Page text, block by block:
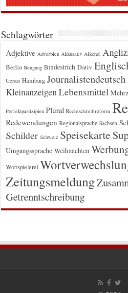
Schlagwörter
Adjektive Adverbien Akkusativ Alkohol
Berlin Beugung Bindestrich Dativ
Genus Hamburg Journalistendeutsch
Kleinanzeigen Lebensmittel
Perfektpartizipien Plural Rechtschreibreform
Redewendungen Regionalsprache Sachsen
Schilder Schweiz Speisekarte
Umgangssprache Weihnachten
Wortspielerei
Zeitungsmeldung
Getrenntschreibung